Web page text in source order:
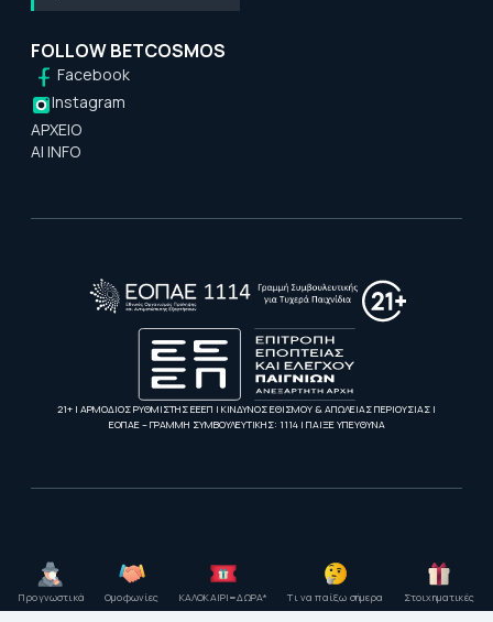
FOLLOW BETCOSMOS
Facebook
Instagram
ΑΡΧΕΙΟ
AI INFO
21+ | ΑΡΜΟΔΙΟΣ ΡΥΘΜΙΣΤΗΣ ΕΕΕΠ | ΚΙΝΔΥΝΟΣ ΕΘΙΣΜΟΥ & ΑΠΩΛΕΙΑΣ ΠΕΡΙΟΥΣΙΑΣ |
ΕΟΠΑΕ – ΓΡΑΜΜΗ ΣΥΜΒΟΥΛΕΥΤΙΚΗΣ: 1114 | ΠΑΙΞΕ ΥΠΕΥΘΥΝΑ
Προγνωστικά Ομοφωνίες ΚΑΛΟΚΑΙΡΙ=ΔΩΡΑ* Τι να παίξω σήμερα Στοιχηματικές